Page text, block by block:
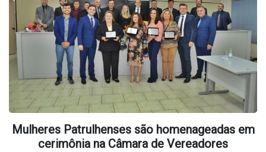
Mulheres Patrulhenses são homenageadas em
cerimônia na Câmara de Vereadores